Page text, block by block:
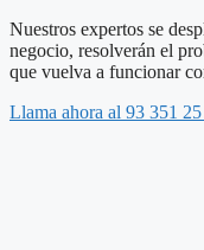
Nuestros expertos se
negocio, resolverán el
que vuelva a funcionar
Llama ahora al 93 351